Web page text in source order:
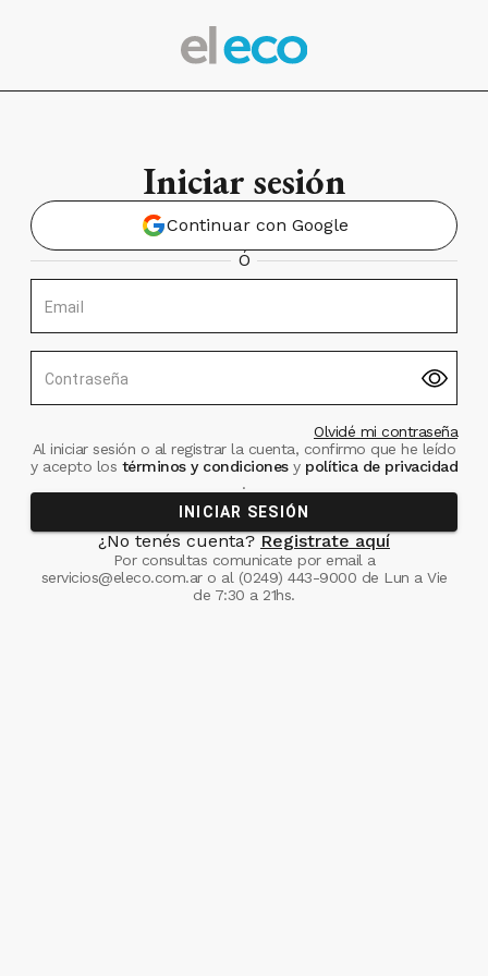
Iniciar sesión
Continuar con Google
Ó
Email
Contraseña
Olvidé mi contraseña
Al iniciar sesión o al registrar la cuenta, confirmo que he leído
y acepto los términos y condiciones ypolítica de privacidad
.
INICIAR SESIÓN
¿No tenés cuenta? Registrate aquí
Por consultas comunicate por email a
servicios@eleco.com.aro al (0249) 443-9000 de Lun a Vie
de 7:30 a 21hs.